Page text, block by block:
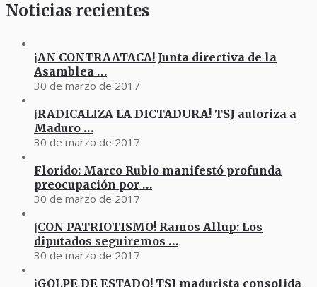
Noticias recientes
¡AN CONTRAATACA! Junta directiva de la
Asamblea …
30 de marzo de 2017
¡RADICALIZA LA DICTADURA! TSJ autoriza a
Maduro …
30 de marzo de 2017
Florido: Marco Rubio manifestó profunda
preocupación por …
30 de marzo de 2017
¡CON PATRIOTISMO! Ramos Allup: Los
diputados seguiremos …
30 de marzo de 2017
¡GOLPE DE ESTADO! TSJ madurista consolida